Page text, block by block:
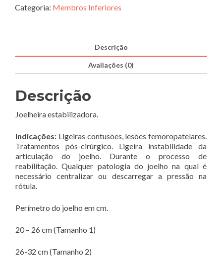
-
Categoria: Membros Inferiores
Descrição
Avaliações (0)
Descrição
Joelheira estabilizadora.
Indicações: Ligeiras contusões, lesões femoropatelares.
Tratamentos pós-cirúrgico. Ligeira instabilidade da
articulação do joelho. Durante o processo de
reabilitação. Qualquer patologia do joelho na qual é
necessário centralizar ou descarregar a pressão na
rótula.
Perímetro do joelho em cm.
20 – 26 cm (Tamanho 1)
26-32 cm (Tamanho 2)